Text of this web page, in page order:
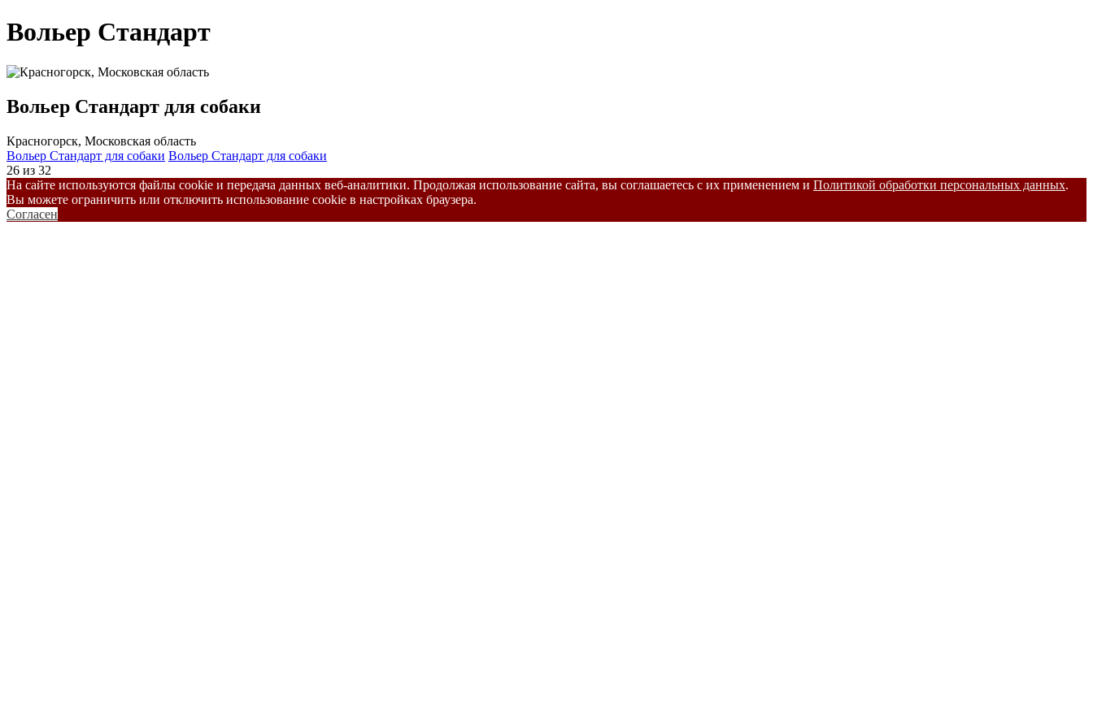
Вольер Стандарт
Вольер Стандарт для собаки
Красногорск, Московская область
Вольер Стандарт для собаки Вольер Стандарт для собаки
26 из 32
На сайте используются файлы cookie и передача данных веб-аналитики. Продолжая использование сайта, вы соглашаетесь с их применением и Политикой обработки персональных данных.
Вы можете ограничить или отключить использование cookie в настройках браузера.
Согласен